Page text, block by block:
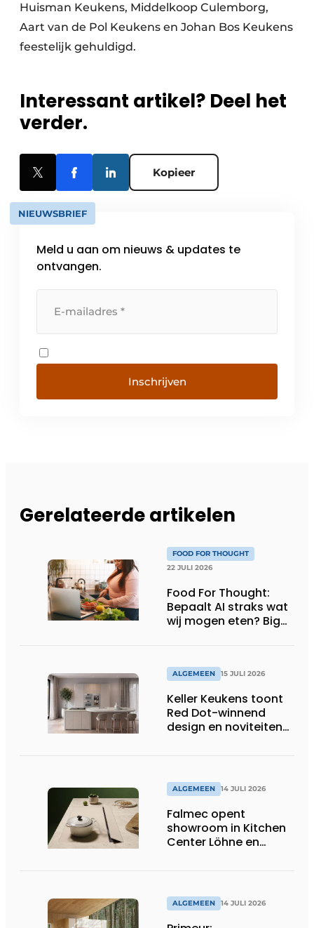
Huisman Keukens, Middelkoop Culemborg,
Aart van de Pol Keukens en Johan Bos Keukens
feestelijk gehuldigd.
Interessant artikel? Deel het
verder.
Kopieer
NIEUWSBRIEF
Meld u aan om nieuws & updates te
ontvangen.
Inschrijven
Gerelateerde artikelen
FOOD FOR THOUGHT
22 JULI 2026
Food For Thought:
Bepaalt AI straks wat
wij mogen eten? Big
ALGEMEEN 15 JULI 2026
Keller Keukens toont
Red Dot-winnend
design en noviteiten
ALGEMEEN 14 JULI 2026
Falmec opent
showroom in Kitchen
Center Löhne en
ALGEMEEN 14 JULI 2026